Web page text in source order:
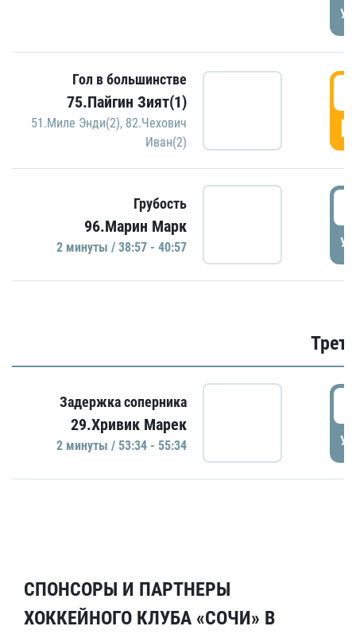
Гол в большинстве
75.Пайгин Зият(1)
51.Миле Энди(2), 82.Чехович
Иван(2)
Грубость
96.Марин Марк
2 минуты / 38:57 - 40:57
Задержка соперника
29.Хривик Марек
2 минуты / 53:34 - 55:34
СПОНСОРЫ И ПАРТНЕРЫ
ХОККЕЙНОГО КЛУБА «СОЧИ» В